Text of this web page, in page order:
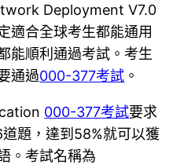
Deployment V7.0
適合全球考生都能通用
能順利通過考試。考生
通過000-377考試 。
000-377考試要求
題，達到58%就可以獲
。考試名稱為